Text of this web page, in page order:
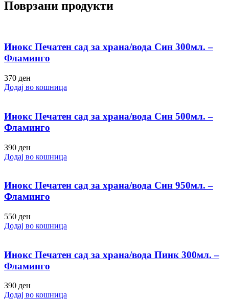
Поврзани продукти
Инокс Печатен сад за храна/вода Син 300мл. –
Фламинго
370 ден
Додај во кошница
Инокс Печатен сад за храна/вода Син 500мл. –
Фламинго
390 ден
Додај во кошница
Инокс Печатен сад за храна/вода Син 950мл. –
Фламинго
550 ден
Додај во кошница
Инокс Печатен сад за храна/вода Пинк 300мл. –
Фламинго
390 ден
Додај во кошница